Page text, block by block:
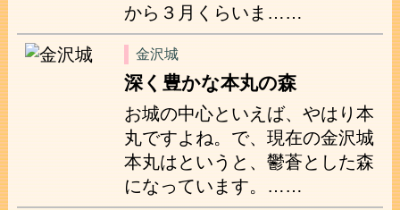
から３月くらいま……
金沢城
深く豊かな本丸の森
お城の中心といえば、やはり本
丸ですよね。で、現在の金沢城
本丸はというと、鬱蒼とした森
になっています。……